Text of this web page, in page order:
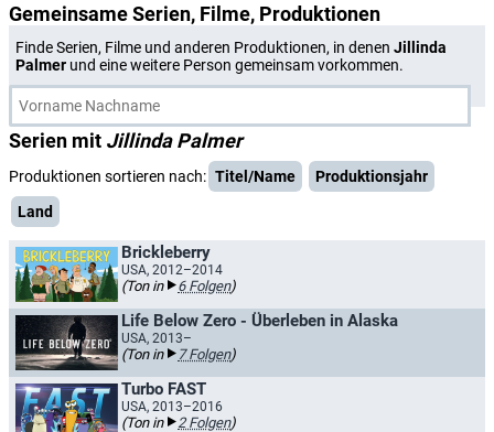
Gemeinsame Serien, Filme, Produktionen
Finde Serien, Filme und anderen Produktionen, in denen Jillinda
Palmer und eine weitere Person gemeinsam vorkommen.
Serien mit Jillinda Palmer
Produktionen sortieren nach: Titel/Name
Produktionsjahr
Land
Brickleberry
USA, 2012–2014
(Ton in 6 Folgen)
Life Below Zero - Überleben in Alaska
USA, 2013–
(Ton in 7 Folgen)
Turbo FAST
USA, 2013–2016
(Ton in 2 Folgen)